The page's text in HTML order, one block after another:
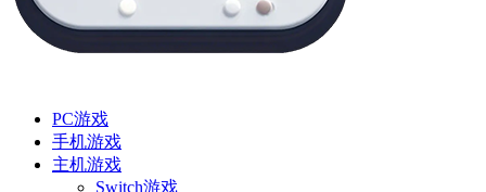
PC游戏
手机游戏
主机游戏
Switch游戏